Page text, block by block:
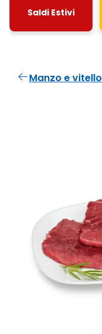
Saldi Estivi
Manzo e vitello